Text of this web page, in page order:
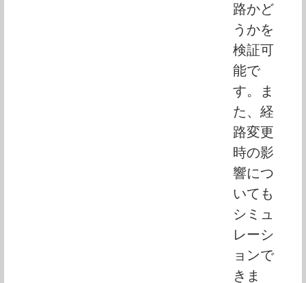
路かど
うかを
検証可
能で
す。ま
た、経
路変更
時の影
響につ
いても
シミュ
レーシ
ョンで
きま